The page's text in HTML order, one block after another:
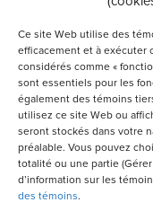
Ce site Web utilise des
efficacement et à exécuter
considérés comme «
sont essentiels pour les
également des témoins
utilisez ce site Web ou
seront stockés dans votre
préalable. Vous pouvez
totalité ou une partie
d’information sur les
des témoins.
POUR
LIENS UTILES